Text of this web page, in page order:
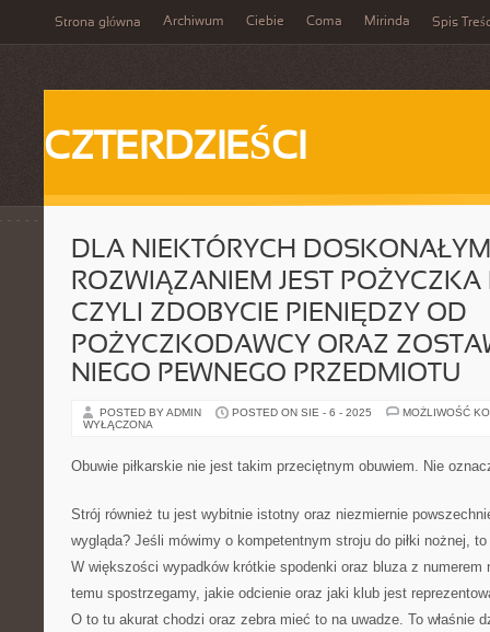
Strona główna Archiwum Ciebie Coma Mirinda Spis
CZTERDZIEŚCI
DLA NIEKTÓRYCH DOSKONAŁYM
ROZWIĄZANIEM JEST
CZYLI ZDOBYCIE PIENIĘDZY OD
POŻYCZKODAWCY ORAZ
NIEGO PEWNEGO PRZEDMIOTU
POSTED BY ADMIN POSTED ON SIE - 6 - 2025
MOŻLIWOŚĆ
WYŁĄCZONA
Obuwie piłkarskie nie jest takim przeciętnym obuwiem. Nie
Strój również tu jest wybitnie istotny oraz niezmiernie
wygląda? Jeśli mówimy o kompetentnym stroju do piłki nożnej,
W większości wypadków krótkie spodenki oraz bluza z numerem
temu spostrzegamy, jakie odcienie oraz jaki klub jest
O to tu akurat chodzi oraz zebra mieć to na uwadze. To właśnie